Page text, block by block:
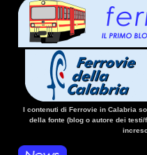
I contenuti di Ferrovie in Calabria
della fonte (blog o autore dei